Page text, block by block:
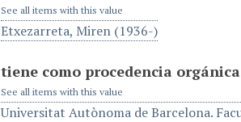
See all items with this value
Etxezarreta, Miren (1936-)
tiene como procedencia orgánica
See all items with this value
Universitat Autònoma de Barcelona.